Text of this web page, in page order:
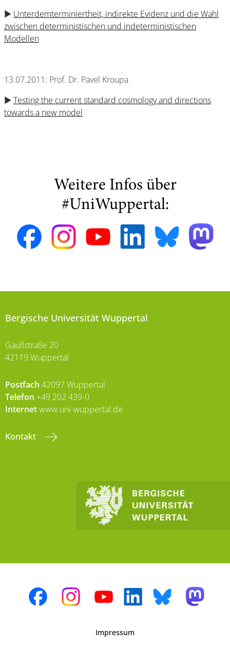
► Unterdemterminiertheit, indirekte Evidenz und die Wahl
zwischen deterministischen und indeterministischen
Modellen
13.07.2011: Prof. Dr. Pavel Kroupa
►Testing the current standard cosmology and directions
towards a new model
Weitere Infos über
#UniWuppertal:
Bergische Universität Wuppertal
Gaußstraße 20
42119 Wuppertal
Postfach 42097 Wuppertal
Telefon +49 202 439-0
Internetwww.uni-wuppertal.de
Kontakt
Impressum